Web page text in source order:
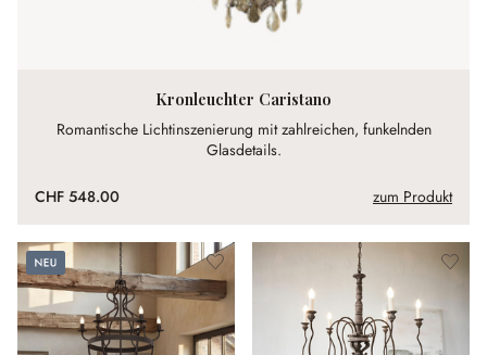
Kronleuchter Caristano
Romantische Lichtinszenierung mit zahlreichen, funkelnden
Glasdetails.
CHF 548.00 zum Produkt
Neu